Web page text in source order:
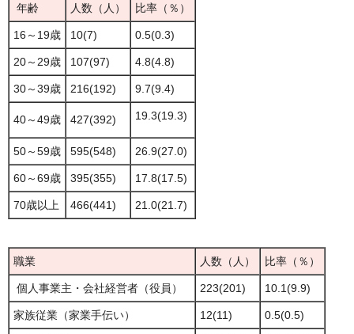
年齢 人数（人） 比率（％）
16～19歳 10(7) 0.5(0.3)
20～29歳 107(97) 4.8(4.8)
30～39歳 216(192) 9.7(9.4)
40～49歳 427(392) 19.3(19.3)
50～59歳 595(548) 26.9(27.0)
60～69歳 395(355) 17.8(17.5)
70歳以上 466(441) 21.0(21.7)
職業 人数（人） 比率（％）
個人事業主・会社経営者（役員） 223(201) 10.1(9.9)
家族従業（家業手伝い） 12(11) 0.5(0.5)